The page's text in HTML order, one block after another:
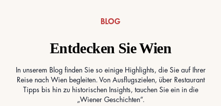
BLOG
Entdecken Sie Wien
In unserem Blog finden Sie so einige Highlights, die Sie auf Ihrer
Reise nach Wien begleiten. Von Ausflugszielen, über Restaurant
Tipps bis hin zu historischen Insights, tauchen Sie ein in die
„Wiener Geschichten“.